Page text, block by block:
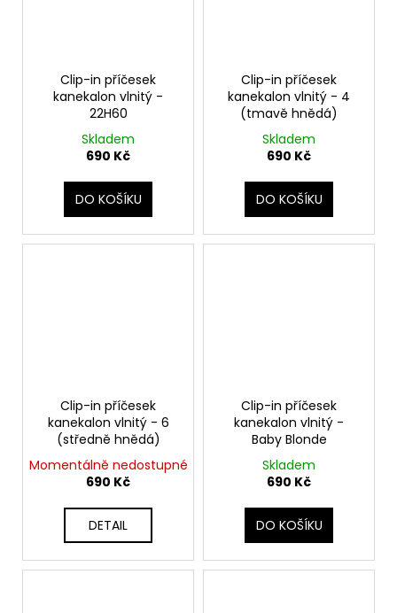
Clip-in příčesek
kanekalon vlnitý -
22H60
Skladem
690 Kč
DO KOŠÍKU
Clip-in příčesek
kanekalon vlnitý - 4
(tmavě hnědá)
Skladem
690 Kč
DO KOŠÍKU
Clip-in příčesek
kanekalon vlnitý - 6
(středně hnědá)
Momentálně nedostupné
690 Kč
DETAIL
Clip-in příčesek
kanekalon vlnitý -
Baby Blonde
Skladem
690 Kč
DO KOŠÍKU